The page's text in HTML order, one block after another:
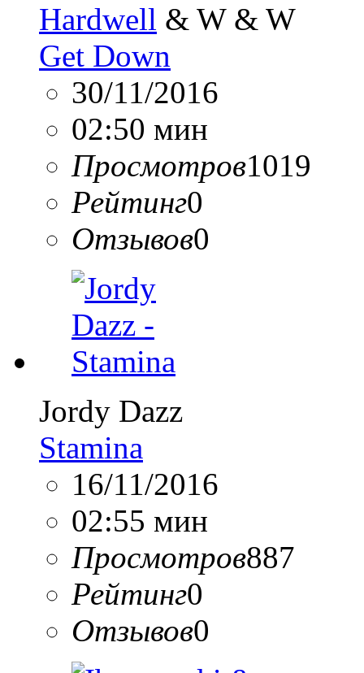
Hardwell & W & W
Get Down
30/11/2016
02:50 мин
Просмотров1019
Рейтинг0
Отзывов0
Jordy Dazz
Stamina
16/11/2016
02:55 мин
Просмотров887
Рейтинг0
Отзывов0